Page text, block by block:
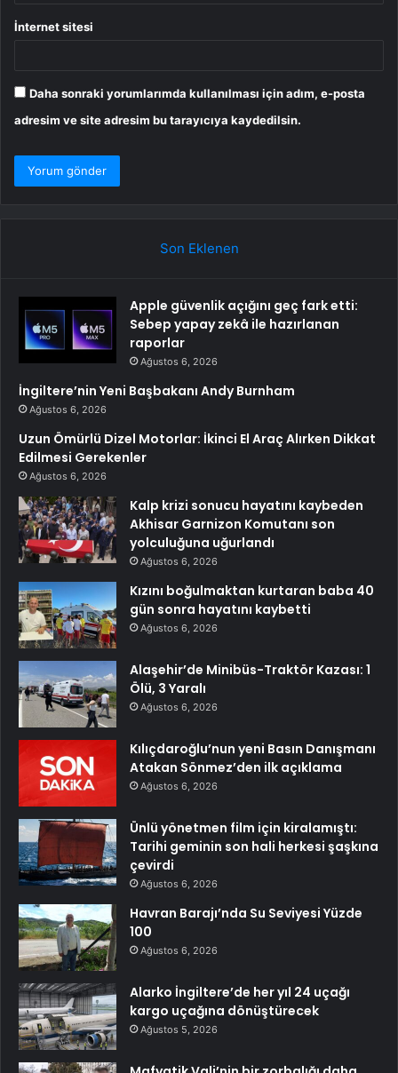
İnternet sitesi
Daha sonraki yorumlarımda kullanılması için adım, e-posta
adresim ve site adresim bu tarayıcıya kaydedilsin.
Son Eklenen
Apple güvenlik açığını geç fark etti:
Sebep yapay zekâ ile hazırlanan
raporlar
Ağustos 6, 2026
İngiltere’nin Yeni Başbakanı Andy Burnham
Ağustos 6, 2026
Uzun Ömürlü Dizel Motorlar: İkinci El Araç Alırken Dikkat
Edilmesi Gerekenler
Ağustos 6, 2026
Kalp krizi sonucu hayatını kaybeden
Akhisar Garnizon Komutanı son
yolculuğuna uğurlandı
Ağustos 6, 2026
Kızını boğulmaktan kurtaran baba 40
gün sonra hayatını kaybetti
Ağustos 6, 2026
Alaşehir’de Minibüs-Traktör Kazası: 1
Ölü, 3 Yaralı
Ağustos 6, 2026
Kılıçdaroğlu’nun yeni Basın Danışmanı
Atakan Sönmez’den ilk açıklama
Ağustos 6, 2026
Ünlü yönetmen film için kiralamıştı:
Tarihi geminin son hali herkesi şaşkına
çevirdi
Ağustos 6, 2026
Havran Barajı’nda Su Seviyesi Yüzde
100
Ağustos 6, 2026
Alarko İngiltere’de her yıl 24 uçağı
kargo uçağına dönüştürecek
Ağustos 5, 2026